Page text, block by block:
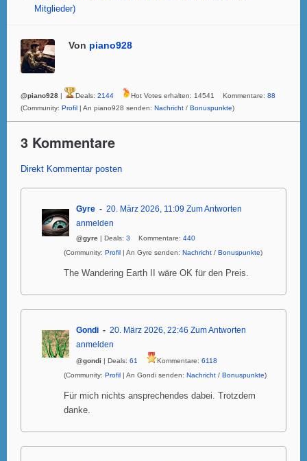
Mitglieder)
Von piano928
@piano928 | Deals: 2144 Hot Votes erhalten: 14541 Kommentare: 88
(Community: Profil | An piano928 senden: Nachricht / Bonuspunkte)
3 Kommentare
Direkt Kommentar posten
Gyre 20. März 2026, 11:09 Zum Antworten
anmelden
@gyre | Deals: 3 Kommentare: 440
(Community: Profil | An Gyre senden: Nachricht / Bonuspunkte)
The Wandering Earth II wäre OK für den Preis.
Gondi 20. März 2026, 22:46 Zum Antworten
anmelden
@gondi | Deals: 61 Kommentare: 6118
(Community: Profil | An Gondi senden: Nachricht / Bonuspunkte)
Für mich nichts ansprechendes dabei. Trotzdem
danke.